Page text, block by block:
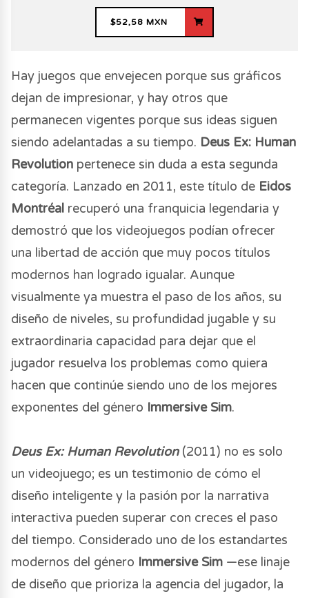
de acción, logrando revivir con maestría el
profunda sobre el transhumanismo, el juego brilla
con luz propia gracias a su soberño diseño de
niveles y una libertad de elección apabullante,
permitiéndote abordar cada dilema y misión
mediante el sigilo hackeando sistemas, la
diplomacia o la acción directa.
$52,58 MXN
Hay juegos que envejecen porque sus gráficos
dejan de impresionar, y hay otros que
permanecen vigentes porque sus ideas siguen
siendo adelantadas a su tiempo. Deus Ex: Human
Revolution pertenece sin duda a esta segunda
categoría. Lanzado en 2011, este título de Eidos
Montréal recuperó una franquicia legendaria y
demostró que los videojuegos podían ofrecer
una libertad de acción que muy pocos títulos
modernos han logrado igualar. Aunque
visualmente ya muestra el paso de los años, su
diseño de niveles, su profundidad jugable y su
extraordinaria capacidad para dejar que el
jugador resuelva los problemas como quiera
hacen que continúe siendo uno de los mejores
exponentes del género Immersive Sim.
Deus Ex: Human Revolution(2011) no es solo
un videojuego; es un testimonio de cómo el
diseño inteligente y la pasión por la narrativa
interactiva pueden superar con creces el paso
del tiempo. Considerado uno de los estandartes
modernos del género Immersive Sim —ese linaje
de diseño que prioriza la agencia del jugador, la